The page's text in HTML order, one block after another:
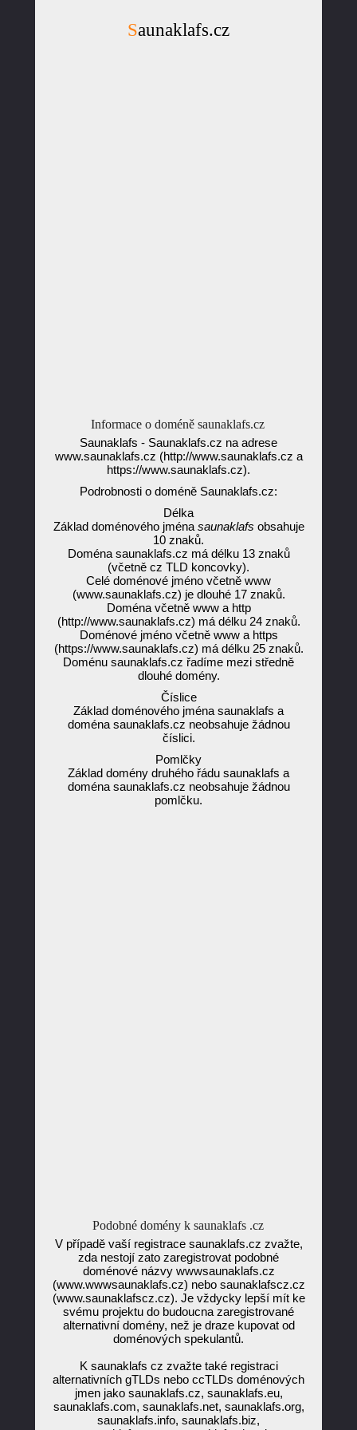
Saunaklafs.cz
Informace o doméně saunaklafs.cz
Saunaklafs - Saunaklafs.cz na adrese
www.saunaklafs.cz (http://www.saunaklafs.cz a
https://www.saunaklafs.cz).
Podrobnosti o doméně Saunaklafs.cz:
Délka
Základ doménového jména saunaklafs obsahuje
10 znaků.
Doména saunaklafs.cz má délku 13 znaků
(včetně cz TLD koncovky).
Celé doménové jméno včetně www
(www.saunaklafs.cz) je dlouhé 17 znaků.
Doména včetně www a http
(http://www.saunaklafs.cz) má délku 24 znaků.
Doménové jméno včetně www a https
(https://www.saunaklafs.cz) má délku 25 znaků.
Doménu saunaklafs.cz řadíme mezi středně
dlouhé domény.
Číslice
Základ doménového jména saunaklafs a
doména saunaklafs.cz neobsahuje žádnou
číslici.
Pomlčky
Základ domény druhého řádu saunaklafs a
doména saunaklafs.cz neobsahuje žádnou
pomlčku.
Podobné domény k saunaklafs .cz
V případě vaší registrace saunaklafs.cz zvažte,
zda nestojí zato zaregistrovat podobné
doménové názvy wwwsaunaklafs.cz
(www.wwwsaunaklafs.cz) nebo saunaklafscz.cz
(www.saunaklafscz.cz). Je vždycky lepší mít ke
svému projektu do budoucna zaregistrované
alternativní domény, než je draze kupovat od
doménových spekulantů.
K saunaklafs cz zvažte také registraci
alternativních gTLDs nebo ccTLDs doménových
jmen jako saunaklafs.cz, saunaklafs.eu,
saunaklafs.com, saunaklafs.net, saunaklafs.org,
saunaklafs.info, saunaklafs.biz,